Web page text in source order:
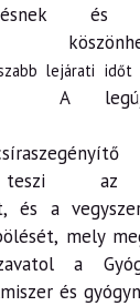
lejárati
A
az
és a
mely
a
és